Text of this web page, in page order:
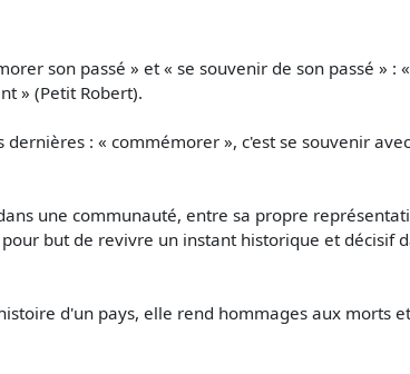
son passé » et « se souvenir de son passé » : «
» (Petit Robert).
: « commémorer », c'est se souvenir
une communauté, entre sa propre
but de revivre un instant historique et décisif
d'un pays, elle rend hommages aux morts et